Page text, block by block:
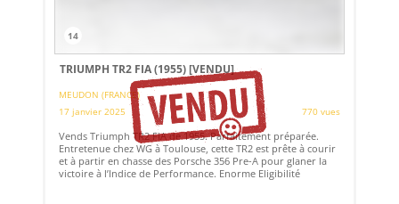
14
TRIUMPH TR2 FIA (1955)[VENDU]
MEUDON (FRANCE)
17 janvier 2025
770 vues
Vends Triumph TR2 FIA de 1955. Parfaitement préparée.
Entretenue chez WG à Toulouse, cette TR2 est prête à courir
et à partir en chasse des Porsche 356 Pre-A pour glaner la
victoire à l’Indice de Performance. Enorme Eligibilité